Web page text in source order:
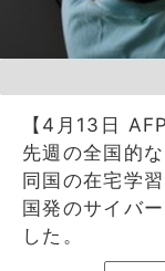
【4月13日
先週の全国的
同国の在宅学
国発のサイバ
した。